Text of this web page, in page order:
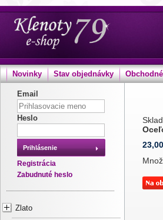
Novinky Stav objednávky
Email
Heslo
Prihlásenie
Registrácia
Zabudnuté heslo
Zlato
23,00